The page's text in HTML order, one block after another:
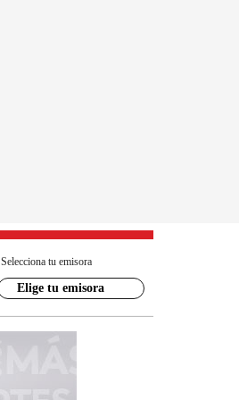
Selecciona tu emisora
Elige tu emisora